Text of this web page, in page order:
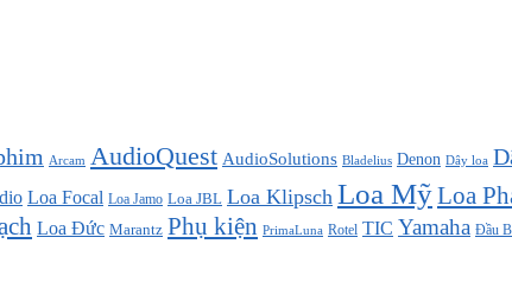
Arcam AudioQuest AudioSolutions Bladelius Denon Dây loa
Loa Focal Loa Jamo Loa JBL Loa Klipsch Loa MỹLoa
Loa Đức Marantz Phụ kiện PrimaLuna Rotel TIC Yamaha Đầu